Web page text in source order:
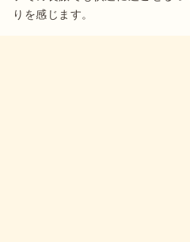
りを感じます。